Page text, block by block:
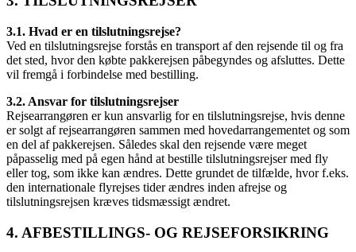
3.1. Hvad er en tilslutningsrejse?
Ved en tilslutningsrejse forstås en transport af den rejsende til og fra
det sted, hvor den købte pakkerejsen påbegyndes og afsluttes. Dette
vil fremgå i forbindelse med bestilling.
3.2. Ansvar for tilslutningsrejser
Rejsearrangøren er kun ansvarlig for en tilslutningsrejse, hvis denne
er solgt af rejsearrangøren sammen med hovedarrangementet og som
en del af pakkerejsen. Således skal den rejsende være meget
påpasselig med på egen hånd at bestille tilslutningsrejser med fly
eller tog, som ikke kan ændres. Dette grundet de tilfælde, hvor f.eks.
den internationale flyrejses tider ændres inden afrejse og
tilslutningsrejsen kræves tidsmæssigt ændret.
4. AFBESTILLINGS- OG REJSEFORSIKRING